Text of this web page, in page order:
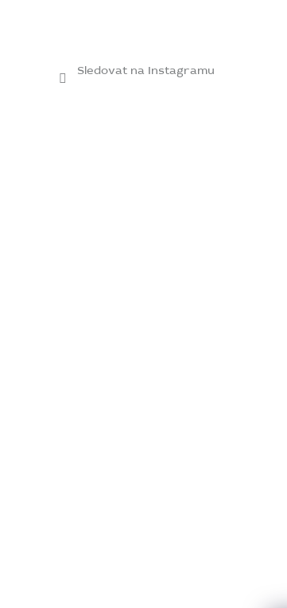
Sledovat na Instagramu